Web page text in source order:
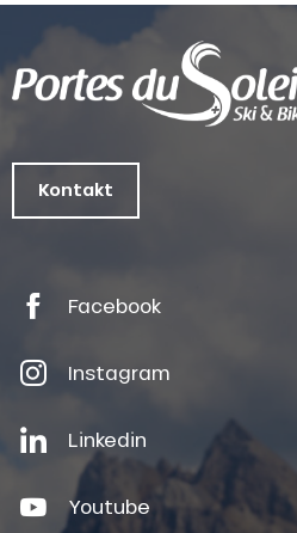
Kontakt
Facebook
Instagram
Linkedin
Youtube